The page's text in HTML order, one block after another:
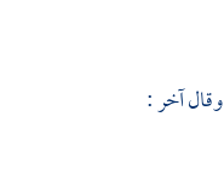
وقال آخر :